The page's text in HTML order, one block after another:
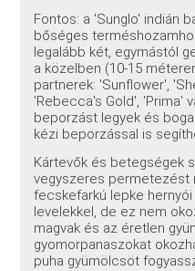
Fontos: a 'Sunglo' indián
bőséges
legalább két, egymástól
a közelben (10-15
partnerek: 'Sunflower',
'Rebecca's Gold', 'Prima'
beporzást legyek és
kézi beporzással is
Kártevők és betegségek
vegyszeres permetezést
fecskefarkú lepke
levelekkel, de ez nem
magvak és az éretlen
gyomorpanaszokat
puha gyümölcsöt